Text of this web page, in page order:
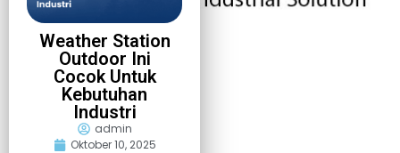
Weather Station
Outdoor Ini
Cocok Untuk
Kebutuhan
Industri
admin
Oktober 10, 2025